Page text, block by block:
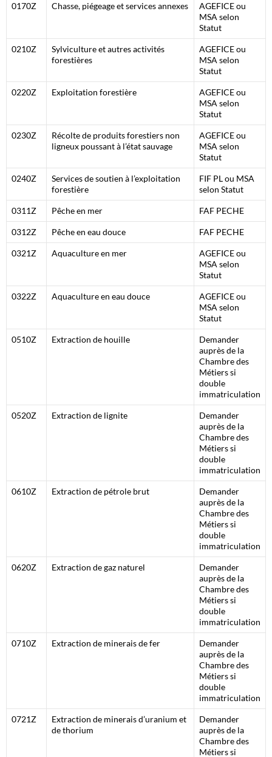
0170Z Chasse, piégeage et services annexes
AGEFICE ou
MSA selon
Statut
0210Z
Sylviculture et autres activités
forestières
AGEFICE ou
MSA selon
Statut
0220Z Exploitation forestière
AGEFICE ou
MSA selon
Statut
0230Z
Récolte de produits forestiers non
ligneux poussant à l’état sauvage
AGEFICE ou
MSA selon
Statut
0240Z
Services de soutien à l’exploitation
forestière
FIF PL ou MSA
selon Statut
0311Z Pêche en mer FAF PECHE
0312Z Pêche en eau douce FAF PECHE
0321Z Aquaculture en mer
AGEFICE ou
MSA selon
Statut
0322Z Aquaculture en eau douce
AGEFICE ou
MSA selon
Statut
0510Z Extraction de houille
Demander
auprès de la
Chambre des
Métiers si
double
immatriculation
0520Z Extraction de lignite
Demander
auprès de la
Chambre des
Métiers si
double
immatriculation
0610Z Extraction de pétrole brut
Demander
auprès de la
Chambre des
Métiers si
double
immatriculation
0620Z Extraction de gaz naturel
Demander
auprès de la
Chambre des
Métiers si
double
immatriculation
0710Z Extraction de minerais de fer
Demander
auprès de la
Chambre des
Métiers si
double
immatriculation
0721Z
Extraction de minerais d’uranium et
de thorium
Demander
auprès de la
Chambre des
Métiers si